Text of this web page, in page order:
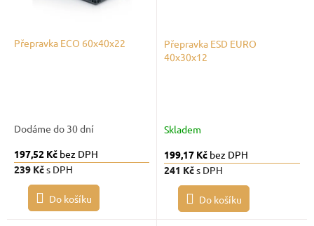
Přepravka ECO 60x40x22
Dodáme do 30 dní
197,52 Kč bez DPH
239 Kčs DPH
Do košíku
Přepravka ESD EURO
40x30x12
Skladem
199,17 Kč bez DPH
241 Kčs DPH
Do košíku